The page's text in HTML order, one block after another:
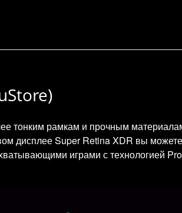
тонким рамкам и прочным
Super Retina XDR вы можете
играми с технологией